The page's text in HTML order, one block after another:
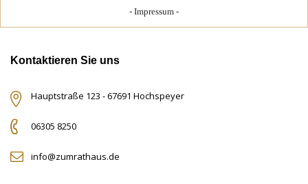
Impressum
Kontaktieren Sie uns
Hauptstraße 123 - 67691 Hochspeyer
06305 8250
info@zumrathaus.de